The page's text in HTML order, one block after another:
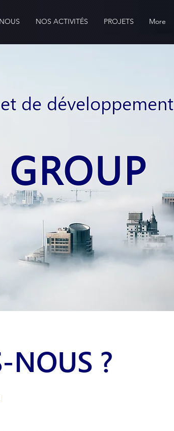
NOS ACTIVITÉS PROJETS More
de développement
NOUS ?